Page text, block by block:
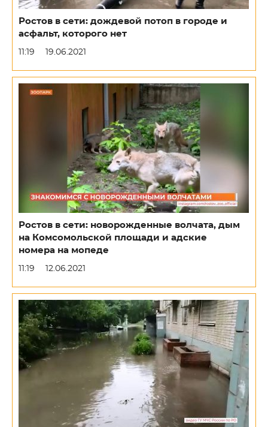
Ростов в сети: дождевой потоп в городе и
асфальт, которого нет
11:19 19.06.2021
Ростов в сети: новорожденные волчата, дым
на Комсомольской площади и адские
номера на мопеде
11:19 12.06.2021